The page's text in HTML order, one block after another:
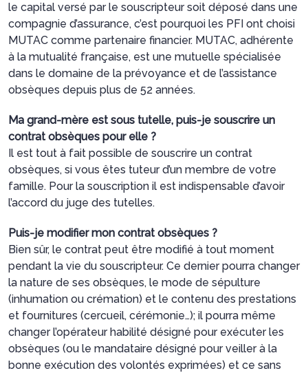
le capital versé par le souscripteur soit déposé dans une
compagnie d’assurance, c’est pourquoi les PFI ont choisi
MUTAC comme partenaire financier. MUTAC, adhérente
à la mutualité française, est une mutuelle spécialisée
dans le domaine de la prévoyance et de l’assistance
obsèques depuis plus de 52 années.
Ma grand-mère est sous tutelle, puis-je souscrire un
contrat obsèques pour elle ?
Il est tout à fait possible de souscrire un contrat
obsèques, si vous êtes tuteur d’un membre de votre
famille. Pour la souscription il est indispensable d’avoir
l’accord du juge des tutelles.
Puis-je modifier mon contrat obsèques ?
Bien sûr, le contrat peut être modifié à tout moment
pendant la vie du souscripteur. Ce dernier pourra changer
la nature de ses obsèques, le mode de sépulture
(inhumation ou crémation) et le contenu des prestations
et fournitures (cercueil, cérémonie…); il pourra même
changer l’opérateur habilité désigné pour exécuter les
obsèques (ou le mandataire désigné pour veiller à la
bonne exécution des volontés exprimées) et ce sans